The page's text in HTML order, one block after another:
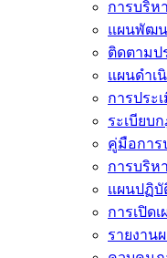
การบริห
แผนพัฒ
ติดตามป
แผนดำเ
การประ
ระเบียบ
คู่มือการ
การบริห
แผนปฏิบั
การเปิด
รายงาน